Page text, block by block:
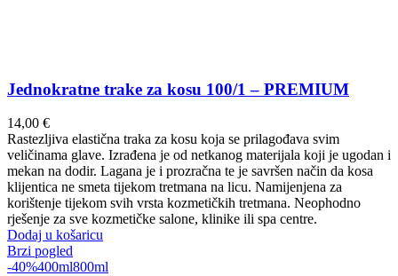
Jednokratne trake za kosu 100/1 – PREMIUM
14,00 €
Rastezljiva elastična traka za kosu koja se prilagođava svim
veličinama glave. Izrađena je od netkanog materijala koji je ugodan i
mekan na dodir. Lagana je i prozračna te je savršen način da kosa
klijentica ne smeta tijekom tretmana na licu. Namijenjena za
korištenje tijekom svih vrsta kozmetičkih tretmana. Neophodno
rješenje za sve kozmetičke salone, klinike ili spa centre.
Dodaj u košaricu
Brzi pogled
-40%400ml800ml